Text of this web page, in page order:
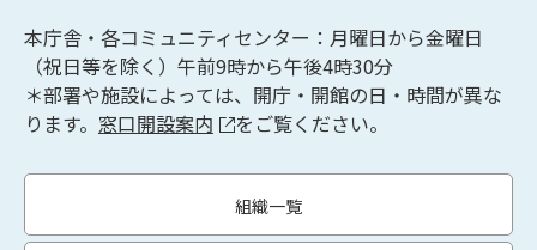
本庁舎・各コミュニティセンター：月曜日から金曜日
（祝日等を除く）午前9時から午後4時30分
＊部署や施設によっては、開庁・開館の日・時間が異な
ります。 窓口開設案内 をご覧ください。
組織一覧